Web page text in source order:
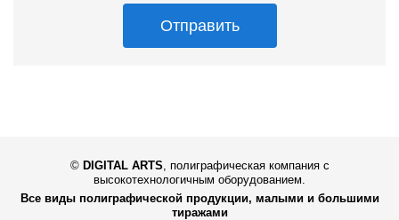
Отправить
© DIGITAL ARTS
полиграфическая компания с
высокотехнологичным оборудованием.
Все виды полиграфической продукции, малыми и большими
тиражами